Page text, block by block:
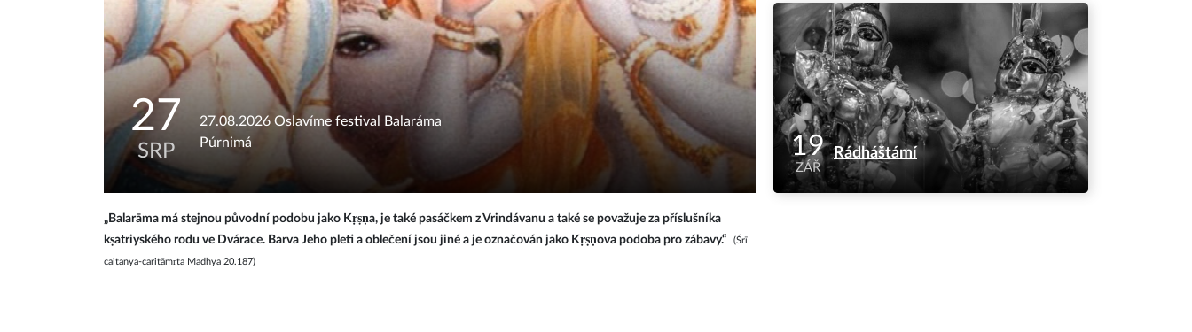
27
SRP
27.08.2026 Oslavíme festival Balaráma
Púrnimá
„Balarāma má stejnou původní podobu jako Kṛṣṇa, je také pasáčkem z Vrindávanu a také se považuje za příslušníka
kṣatriyského rodu ve Dvárace. Barva Jeho pleti a oblečení jsou jiné a je označován jako Kṛṣṇova podoba pro zábavy.“
(Śrī
caitanya-caritāmṛta Madhya 20.187)
19
ZÁŘ
Rádháštámí